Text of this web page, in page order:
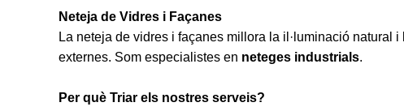
Neteja de Vidres i Façanes
La neteja de vidres i façanes millora la il·luminació
externes. Som especialistes en neteges industrials.
Per què Triar els nostres serveis?